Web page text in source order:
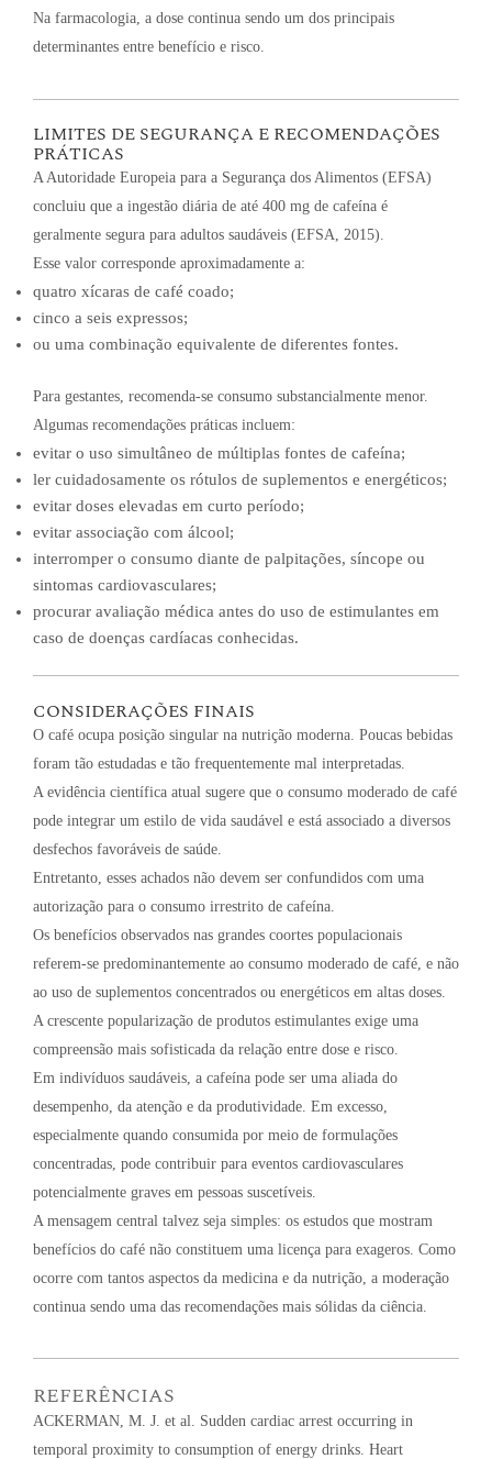
Na farmacologia, a dose continua sendo um dos principais
determinantes entre benefício e risco.
LIMITES DE SEGURANÇA E RECOMENDAÇÕES
PRÁTICAS
A Autoridade Europeia para a Segurança dos Alimentos (EFSA)
concluiu que a ingestão diária de até 400 mg de cafeína é
geralmente segura para adultos saudáveis (EFSA, 2015).
Esse valor corresponde aproximadamente a:
quatro xícaras de café coado;
cinco a seis expressos;
ou uma combinação equivalente de diferentes fontes.
Para gestantes, recomenda-se consumo substancialmente menor.
Algumas recomendações práticas incluem:
evitar o uso simultâneo de múltiplas fontes de cafeína;
ler cuidadosamente os rótulos de suplementos e energéticos;
evitar doses elevadas em curto período;
evitar associação com álcool;
interromper o consumo diante de palpitações, síncope ou
sintomas cardiovasculares;
procurar avaliação médica antes do uso de estimulantes em
caso de doenças cardíacas conhecidas.
CONSIDERAÇÕES FINAIS
O café ocupa posição singular na nutrição moderna. Poucas bebidas
foram tão estudadas e tão frequentemente mal interpretadas.
A evidência científica atual sugere que o consumo moderado de café
pode integrar um estilo de vida saudável e está associado a diversos
desfechos favoráveis de saúde.
Entretanto, esses achados não devem ser confundidos com uma
autorização para o consumo irrestrito de cafeína.
Os benefícios observados nas grandes coortes populacionais
referem-se predominantemente ao consumo moderado de café, e não
ao uso de suplementos concentrados ou energéticos em altas doses.
A crescente popularização de produtos estimulantes exige uma
compreensão mais sofisticada da relação entre dose e risco.
Em indivíduos saudáveis, a cafeína pode ser uma aliada do
desempenho, da atenção e da produtividade. Em excesso,
especialmente quando consumida por meio de formulações
concentradas, pode contribuir para eventos cardiovasculares
potencialmente graves em pessoas suscetíveis.
A mensagem central talvez seja simples: os estudos que mostram
benefícios do café não constituem uma licença para exageros. Como
ocorre com tantos aspectos da medicina e da nutrição, a moderação
continua sendo uma das recomendações mais sólidas da ciência.
REFERÊNCIAS
ACKERMAN, M. J. et al. Sudden cardiac arrest occurring in
temporal proximity to consumption of energy drinks. Heart